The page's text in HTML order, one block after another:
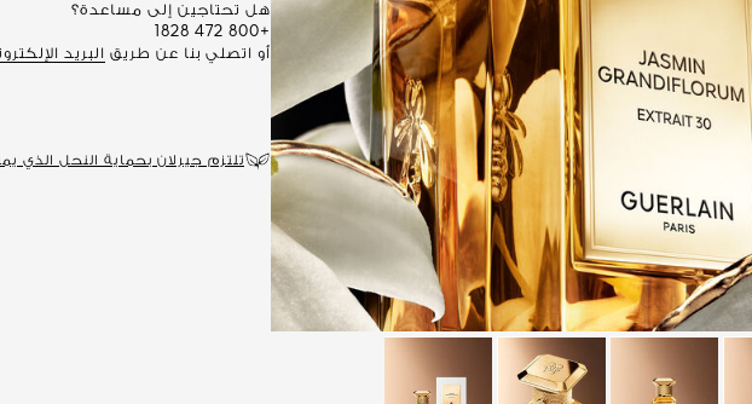
هل تحتاجين إلى مساعدة؟
+800 472 1828
أو اتصلي بنا عن طريق البريد
تلتزم جيرلان بحماية النحل الذي